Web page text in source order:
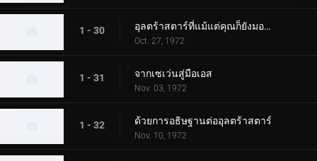
1 - 30 อุลตร้าสตาร์ที่แม้แต่คุณก็ยังมองเห็น
Oct. 27, 1972
1 - 31 จากเซเว่นสู่มือเอส
Nov. 03, 1972
1 - 32 ด้วยการอธิษฐานต่ออุลตร้าสตาร์
Nov. 10, 1972